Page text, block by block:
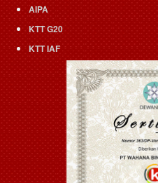
AIPA
KTT G20
KTT IAF